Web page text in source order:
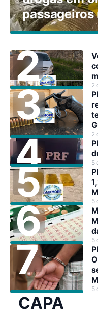
passageiros
2
2
5
5
5
5
CAPA